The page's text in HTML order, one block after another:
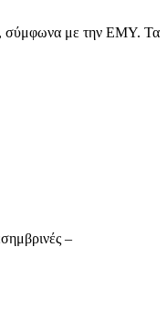
σύμφωνα με την ΕΜΥ. Τα
–